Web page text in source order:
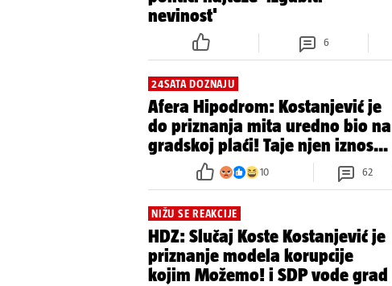
nevinost'
6
24SATA DOZNAJU
Afera Hipodrom: Kostanjević je
do priznanja mita uredno bio na
gradskoj plaći! Taje njen iznos...
10 62
NIŽU SE REAKCIJE
HDZ: Slučaj Koste Kostanjević je
priznanje modela korupcije
kojim Možemo! i SDP vode grad